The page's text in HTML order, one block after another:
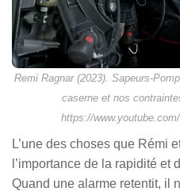
Remi Ragnar (2023). Sapeurs-
caserne et nos
https://
L’une des choses que Rémi
l’importance de la rapidité et
Quand une alarme retentit, il